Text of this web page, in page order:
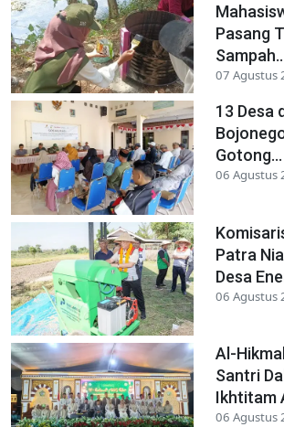
Pasang
07 Agustus
13 Desa
Gotong...
06 Agustus
Patra
Desa
06 Agustus
Al-
Santri
Ikhtitam
06 Agustus